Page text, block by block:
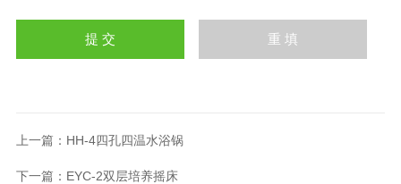
上一篇： HH-4四孔四温水浴锅
下一篇： EYC-2双层培养摇床